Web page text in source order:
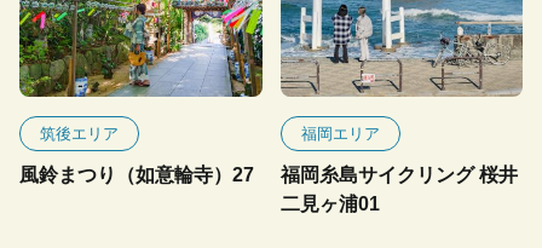
筑後エリア
風鈴まつり（如意輪寺）27
福岡エリア
福岡糸島サイクリング 桜井
二見ヶ浦01